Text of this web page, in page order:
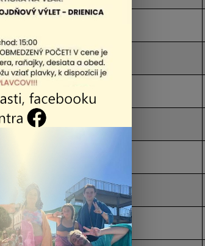
dodatok č. 1
/dodatok č. 1